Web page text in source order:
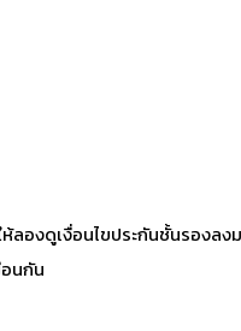
ลองดูเงื่อนไขประกันชั้นรองลง
นกัน